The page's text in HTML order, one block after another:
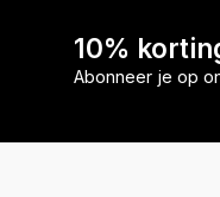
10%
Abonneer je op